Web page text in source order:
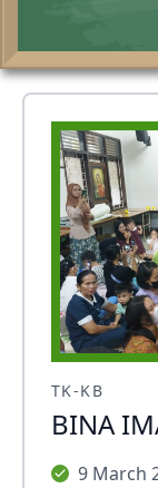
TK-KB
BINA
9 March